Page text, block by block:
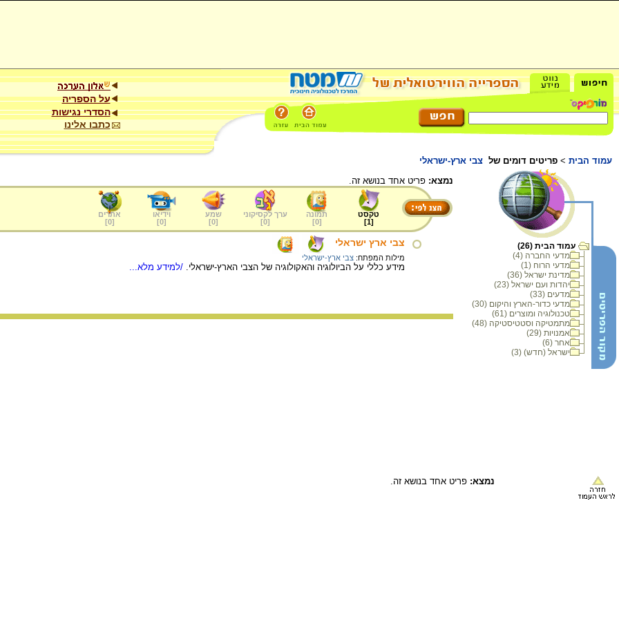
על הספריה
הסדרי נגישות
כתבו אלינו
עמוד הבית > פריטים דומים של צבי ארץ-ישראלי
עמוד הבית (26)
מדעי החברה (4)
מדעי הרוח (1)
מדינת ישראל (36)
יהדות ועם ישראל (23)
מדעים (33)
מדעי כדור-הארץ והיקום (30)
טכנולוגיה ומוצרים (61)
מתמטיקה וסטטיסטיקה (48)
אמנויות (29)
אחר (6)
ישראל (חדש) (3)
נמצא: פריט אחד בנושא זה.
טקסט
[
1
]
תמונה
[
0
]
ערך לקסיקוני
[
0
]
שמע
[
0
]
וידיאו
[
0
]
אתרים
[
0
]
צבי ארץ ישראלי
מילות המפתח: צבי ארץ-ישראלי
מידע כללי על הביולוגיה והאקולוגיה של הצבי הארץ-ישראלי. /למידע מלא...
נמצא: פריט אחד בנושא זה.